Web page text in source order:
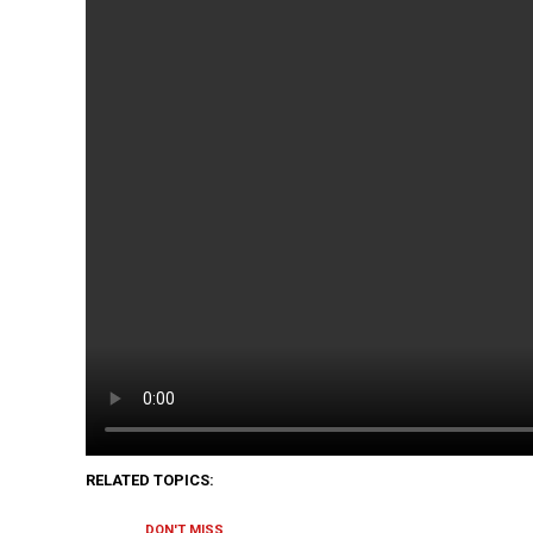
RELATED TOPICS: